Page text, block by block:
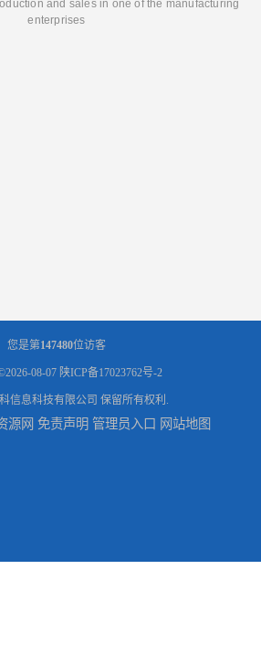
and sales in one of the manufacturing
enterprises
您是第147480位访客
08-07 陕ICP备17023762号-2
信息科技有限公司 保留所有权利.
源网 免责声明 管理员入口 网站地图